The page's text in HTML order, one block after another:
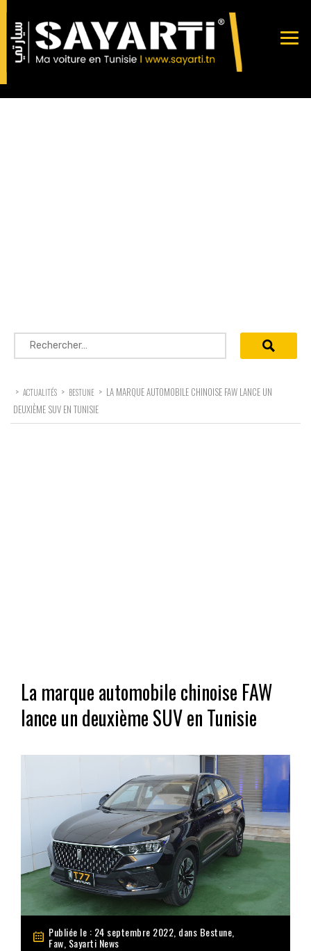
Rechercher :
> ACTUALITÉS > BESTUNE > LA MARQUE AUTOMOBILE CHINOISE FAW LANCE UN
DEUXIÈME SUV EN TUNISIE
La marque automobile chinoise FAW
lance un deuxième SUV en Tunisie
Publiée le : 24 septembre 2022, dans Bestune
Faw Sayarti News